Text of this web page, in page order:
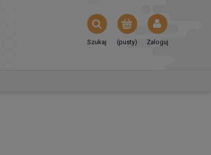
(pusty) Zaloguj
Szukaj